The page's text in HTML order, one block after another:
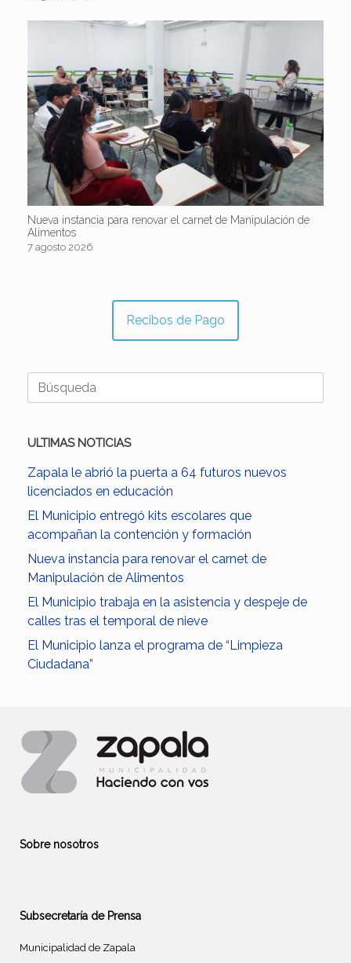
Nueva instancia para renovar el carnet de Manipulación de
Alimentos
7 agosto 2026
Recibos de Pago
Buscar:
ULTIMAS NOTICIAS
Zapala le abrió la puerta a 64 futuros nuevos
licenciados en educación
El Municipio entregó kits escolares que
acompañan la contención y formación
Nueva instancia para renovar el carnet de
Manipulación de Alimentos
El Municipio trabaja en la asistencia y despeje de
calles tras el temporal de nieve
El Municipio lanza el programa de “Limpieza
Ciudadana”
Sobre nosotros
Subsecretaría de Prensa
Municipalidad de Zapala